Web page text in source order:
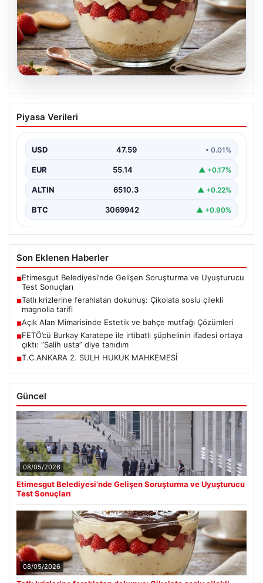
05.08.2026
Tatlı krizlerine ferahlatan dokunuş:
Çikolata soslu çilekli magnolia tarifi
Soslu Çilekli Magnolia Tarifi", "content": "Hayatın…
Piyasa Verileri
USD 47.59 • 0.01%
EUR 55.14 ▲ +0.17%
ALTIN 6510.3 ▲ +0.22%
BTC 3069942 ▲ +0.90%
Son Eklenen Haberler
■Etimesgut Belediyesi’nde Gelişen Soruşturma ve Uyuşturucu
Test Sonuçları
■Tatlı krizlerine ferahlatan dokunuş: Çikolata soslu çilekli
magnolia tarifi
■Açık Alan Mimarisinde Estetik ve bahçe mutfağı Çözümleri
■FETÖ’cü Burkay Karatepe ile irtibatlı şüphelinin ifadesi ortaya
çıktı: “Salih usta” diye tanıdım
■T.C.ANKARA 2. SULH HUKUK MAHKEMESİ
Güncel
08/05/2026
Etimesgut Belediyesi’nde Gelişen Soruşturma ve Uyuşturucu
Test Sonuçları
08/05/2026